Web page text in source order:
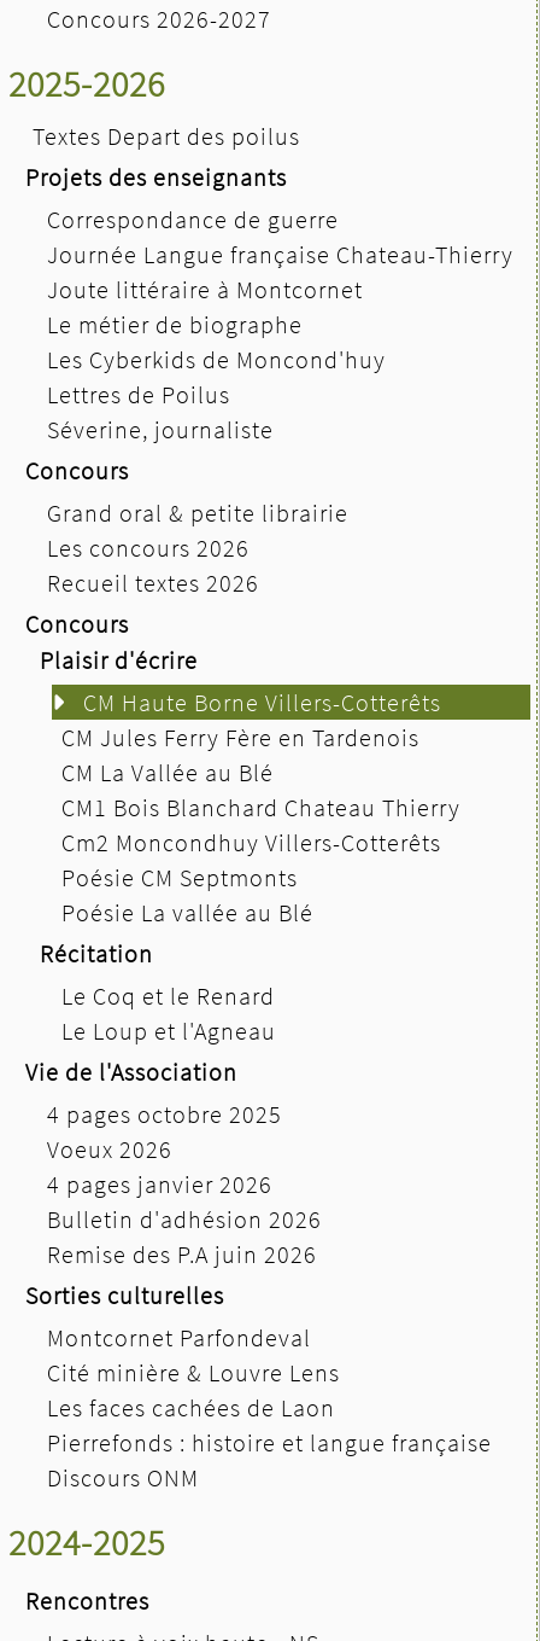
Concours 2026-2027
2025-2026
Textes Depart des poilus
Projets des enseignants
Correspondance de guerre
Journée Langue française Chateau-Thierry
Joute littéraire à Montcornet
Le métier de biographe
Les Cyberkids de Moncond'huy
Lettres de Poilus
Séverine, journaliste
Concours
Grand oral & petite librairie
Les concours 2026
Recueil textes 2026
Concours
Plaisir d'écrire
CM Haute Borne Villers-Cotterêts
CM Jules Ferry Fère en Tardenois
CM La Vallée au Blé
CM1 Bois Blanchard Chateau Thierry
Cm2 Moncondhuy Villers-Cotterêts
Poésie CM Septmonts
Poésie La vallée au Blé
Récitation
Le Coq et le Renard
Le Loup et l'Agneau
Vie de l'Association
4 pages octobre 2025
Voeux 2026
4 pages janvier 2026
Bulletin d'adhésion 2026
Remise des P.A juin 2026
Sorties culturelles
Montcornet Parfondeval
Cité minière & Louvre Lens
Les faces cachées de Laon
Pierrefonds : histoire et langue française
Discours ONM
2024-2025
Rencontres